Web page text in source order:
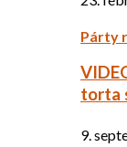
Párty
torta
9.